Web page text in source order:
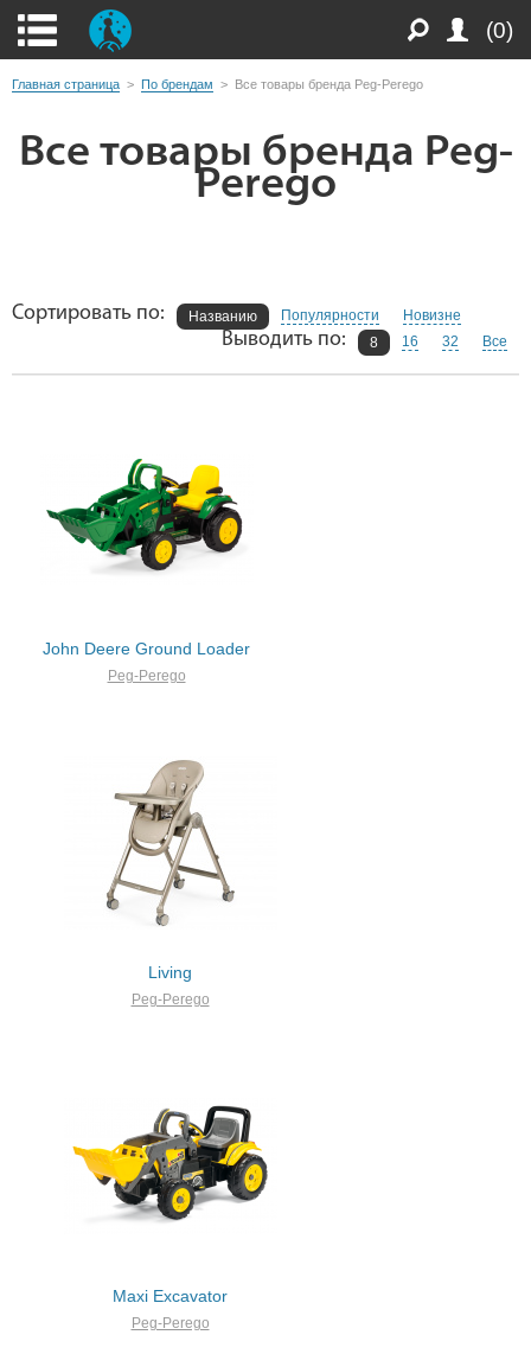
(0)
Главная страница > По брендам > Все товары бренда Peg-Perego
Все товары бренда Peg-
Perego
Сортировать по: Названию Популярности Новизне
Выводить по: 8 16 32 Все
John Deere Ground Loader
Peg-Perego
Living
Peg-Perego
Maxi Excavator
Peg-Perego